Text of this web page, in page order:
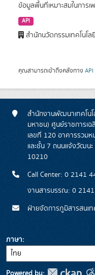
ข้อมูลพื้นที่เหมาะสมในการ
API
สำนักนวัตกรรมเทคโนโ
คุณสามารถเข้าถึงคลังทาง API
สำนักงานพัฒนาเทคโน
มหาชน) ศูนย์ราชการเ
เลขที่ 120 อาคารรวม
และชั้น 7 ถนนแจ้งวัฒน
10210
Call Center: 0 2141
งานสารบรรณ: 0
ฝ่ายจัดการภูมิสารสนเ
ภาษา